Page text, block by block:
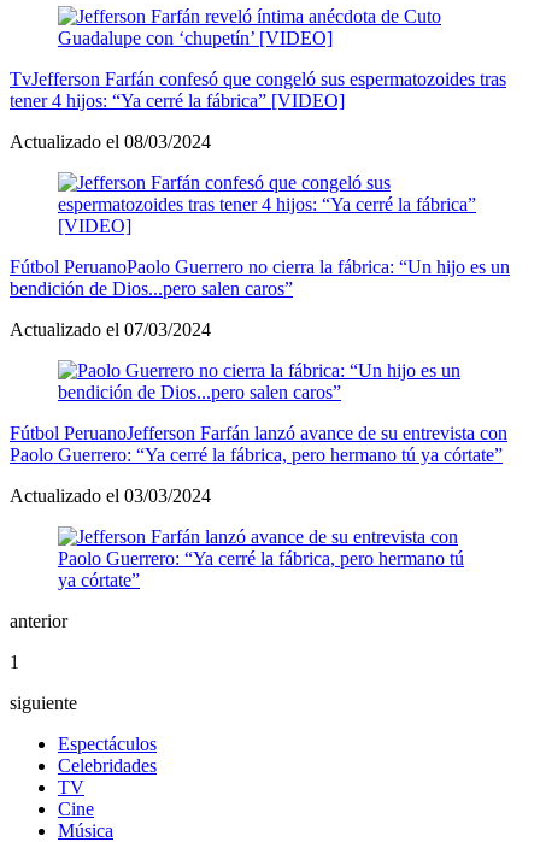
TvJefferson Farfán confesó que congeló sus espermatozoides tras
tener 4 hijos: “Ya cerré la fábrica” [VIDEO]
Actualizado el 08/03/2024
Fútbol PeruanoPaolo Guerrero no cierra la fábrica: “Un hijo es un
bendición de Dios...pero salen caros”
Actualizado el 07/03/2024
Fútbol PeruanoJefferson Farfán lanzó avance de su entrevista con
Paolo Guerrero: “Ya cerré la fábrica, pero hermano tú ya córtate”
Actualizado el 03/03/2024
anterior
1
siguiente
Espectáculos
Celebridades
TV
Cine
Música